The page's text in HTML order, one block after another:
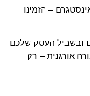
– הזמינו
ובשביל העסק שלכם
אורגנית – רק